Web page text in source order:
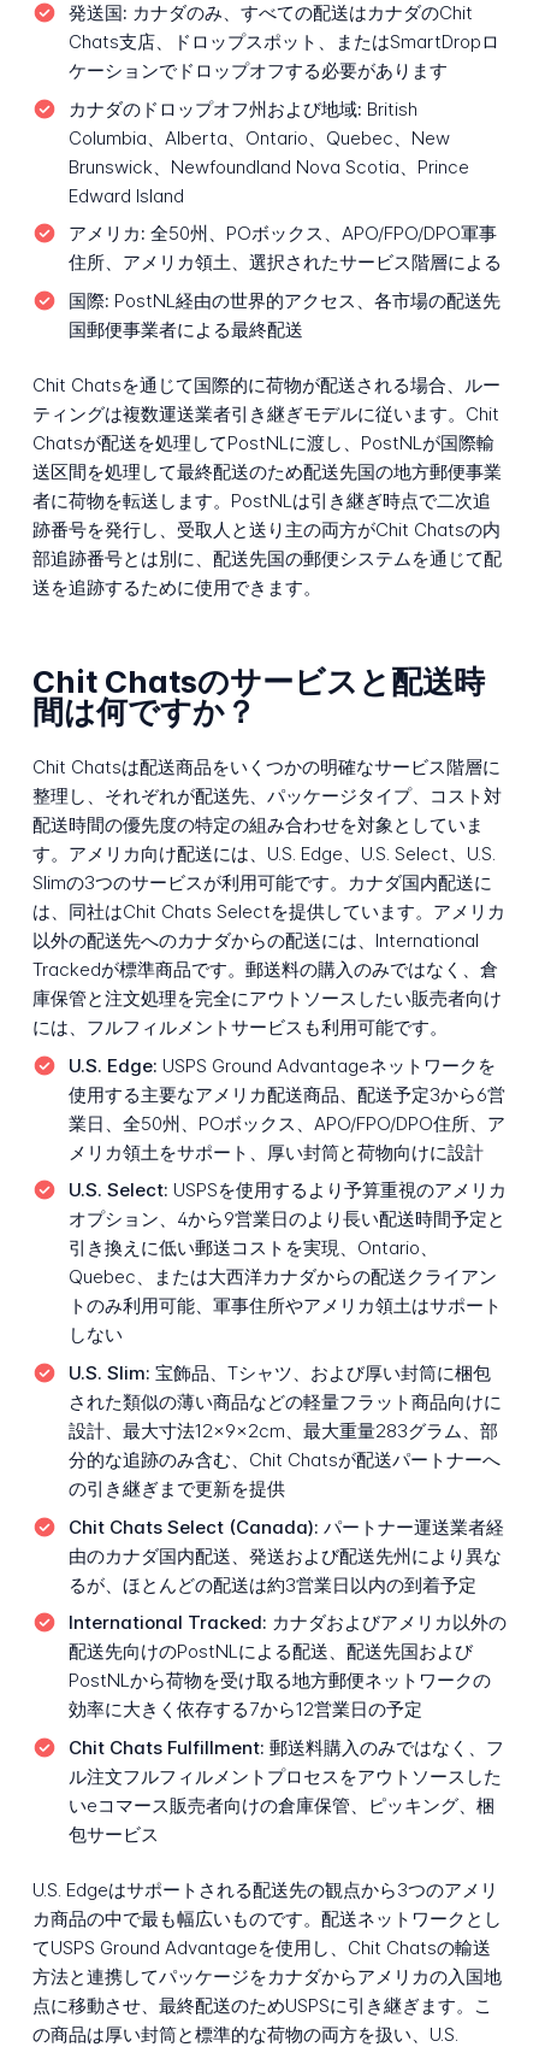
発送国: カナダのみ、すべての配送はカナダのChit
Chats支店、ドロップスポット、またはSmartDropロ
ケーションでドロップオフする必要があります
カナダのドロップオフ州および地域: British
Columbia、Alberta、Ontario、Quebec、New
Brunswick、Newfoundland Nova Scotia、Prince
Edward Island
アメリカ: 全50州、POボックス、APO/FPO/DPO軍事
住所、アメリカ領土、選択されたサービス階層による
国際: PostNL経由の世界的アクセス、各市場の配送先
国郵便事業者による最終配送
Chit Chatsを通じて国際的に荷物が配送される場合、ルー
ティングは複数運送業者引き継ぎモデルに従います。Chit
Chatsが配送を処理してPostNLに渡し、PostNLが国際輸
送区間を処理して最終配送のため配送先国の地方郵便事業
者に荷物を転送します。PostNLは引き継ぎ時点で二次追
跡番号を発行し、受取人と送り主の両方がChit Chatsの内
部追跡番号とは別に、配送先国の郵便システムを通じて配
送を追跡するために使用できます。
Chit Chatsのサービスと配送時
間は何ですか？
Chit Chatsは配送商品をいくつかの明確なサービス階層に
整理し、それぞれが配送先、パッケージタイプ、コスト対
配送時間の優先度の特定の組み合わせを対象としていま
す。アメリカ向け配送には、U.S. Edge、U.S. Select、U.S.
Slimの3つのサービスが利用可能です。カナダ国内配送に
は、同社はChit Chats Selectを提供しています。アメリカ
以外の配送先へのカナダからの配送には、International
Trackedが標準商品です。郵送料の購入のみではなく、倉
庫保管と注文処理を完全にアウトソースしたい販売者向け
には、フルフィルメントサービスも利用可能です。
U.S. Edge: USPS Ground Advantageネットワークを
使用する主要なアメリカ配送商品、配送予定3から6営
業日、全50州、POボックス、APO/FPO/DPO住所、ア
メリカ領土をサポート、厚い封筒と荷物向けに設計
U.S. Select: USPSを使用するより予算重視のアメリカ
オプション、4から9営業日のより長い配送時間予定と
引き換えに低い郵送コストを実現、Ontario、
Quebec、または大西洋カナダからの配送クライアン
トのみ利用可能、軍事住所やアメリカ領土はサポート
しない
U.S. Slim: 宝飾品、Tシャツ、および厚い封筒に梱包
された類似の薄い商品などの軽量フラット商品向けに
設計、最大寸法12×9×2cm、最大重量283グラム、部
分的な追跡のみ含む、Chit Chatsが配送パートナーへ
の引き継ぎまで更新を提供
Chit Chats Select (Canada): パートナー運送業者経
由のカナダ国内配送、発送および配送先州により異な
るが、ほとんどの配送は約3営業日以内の到着予定
International Tracked: カナダおよびアメリカ以外の
配送先向けのPostNLによる配送、配送先国および
PostNLから荷物を受け取る地方郵便ネットワークの
効率に大きく依存する7から12営業日の予定
Chit Chats Fulfillment: 郵送料購入のみではなく、フ
ル注文フルフィルメントプロセスをアウトソースした
いeコマース販売者向けの倉庫保管、ピッキング、梱
包サービス
U.S. Edgeはサポートされる配送先の観点から3つのアメリ
カ商品の中で最も幅広いものです。配送ネットワークとし
てUSPS Ground Advantageを使用し、Chit Chatsの輸送
方法と連携してパッケージをカナダからアメリカの入国地
点に移動させ、最終配送のためUSPSに引き継ぎます。こ
の商品は厚い封筒と標準的な荷物の両方を扱い、U.S.